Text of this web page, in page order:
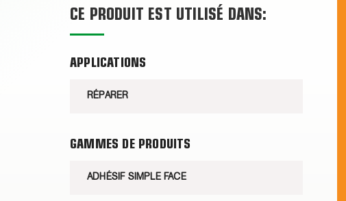
CE PRODUIT EST UTILISÉ DANS:
APPLICATIONS
RÉPARER
GAMMES DE PRODUITS
ADHÉSIF SIMPLE FACE